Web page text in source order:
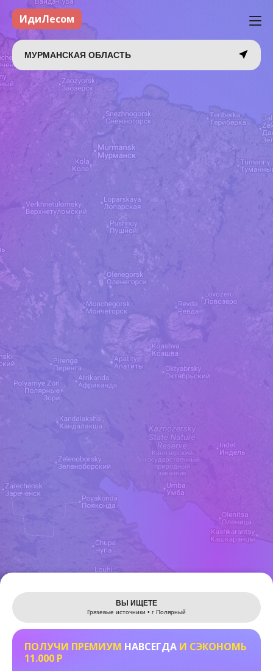
Leaflet
ИдиЛесом
МУРМАНСКАЯ ОБЛАСТЬ
ВЫ ИЩЕТЕ
Грязевые источники • г Полярный
ПОЛУЧИ ПРЕМИУМ НАВСЕГДА И СЭКОНОМЬ
11.000 Р